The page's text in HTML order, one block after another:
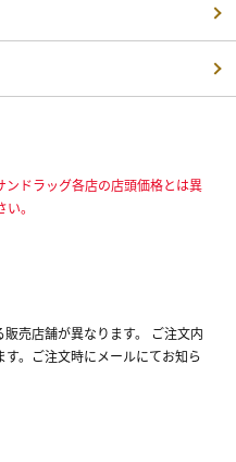
ドラッグ各店の店頭価格とは異
。
売店舗が異なります。 ご注文内
。ご注文時にメールにてお知ら